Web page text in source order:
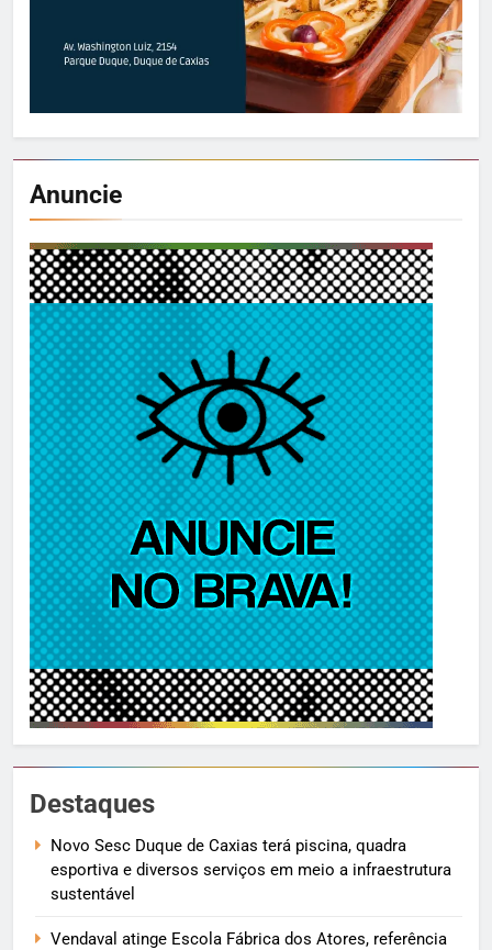
Anuncie
Destaques
Novo Sesc Duque de Caxias terá piscina, quadra
esportiva e diversos serviços em meio a infraestrutura
sustentável
Vendaval atinge Escola Fábrica dos Atores, referência